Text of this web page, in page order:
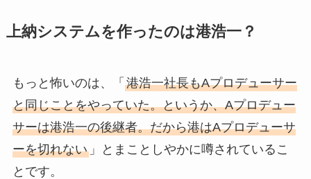
上納システムを作ったのは港浩一？
もっと怖いのは、「 港浩一社長もAプロデューサー
と同じことをやっていた。というか、Aプロデュー
サーは港浩一の後継者。だから港はAプロデューサ
ーを切れない」とまことしやかに噂されているこ
とです。